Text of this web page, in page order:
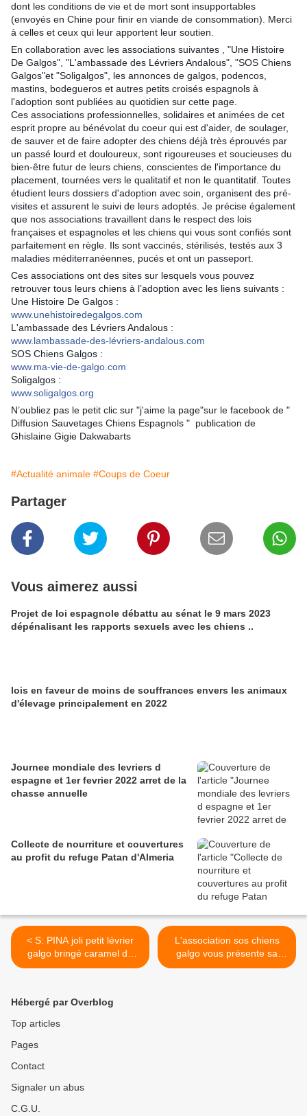
dont les conditions de vie et de mort sont insupportables
(envoyés en Chine pour finir en viande de consommation). Merci
à celles et ceux qui leur apportent leur soutien.
En collaboration avec les associations suivantes , "Une Histoire
De Galgos", "L'ambassade des Lévriers Andalous", "SOS Chiens
Galgos"et "Soligalgos", les annonces de galgos, podencos,
mastins, bodegueros et autres petits croisés espagnols à
l'adoption sont publiées au quotidien sur cette page.
Ces associations professionnelles, solidaires et animées de cet
esprit propre au bénévolat du coeur qui est d'aider, de soulager,
de sauver et de faire adopter des chiens déjà très éprouvés par
un passé lourd et douloureux, sont rigoureuses et soucieuses du
bien-être futur de leurs chiens, conscientes de l'importance du
placement, tournées vers le qualitatif et non le quantitatif. Toutes
étudient leurs dossiers d'adoption avec soin, organisent des pré-
visites et assurent le suivi de leurs adoptés. Je précise également
que nos associations travaillent dans le respect des lois
françaises et espagnoles et les chiens qui vous sont confiés sont
parfaitement en règle. Ils sont vaccinés, stérilisés, testés aux 3
maladies méditerranéennes, pucés et ont un passeport.
Ces associations ont des sites sur lesquels vous pouvez
retrouver tous leurs chiens à l’adoption avec les liens suivants :
Une Histoire De Galgos :
www.unehistoiredegalgos.com
L'ambassade des Lévriers Andalous :
www.lambassade-des-lévriers-andalous.com
SOS Chiens Galgos :
www.ma-vie-de-galgo.com
Soligalgos :
www.soligalgos.org
N’oubliez pas le petit clic sur "j'aime la page"sur le facebook de "
Diffusion Sauvetages Chiens Espagnols " publication de
Ghislaine Gigie Dakwabarts
#Actualité animale #Coups de Coeur
Partager
Vous aimerez aussi
Projet de loi espagnole débattu au sénat le 9 mars 2023
dépénalisant les rapports sexuels avec les chiens ..
lois en faveur de moins de souffrances envers les animaux
d'élevage principalement en 2022
Journee mondiale des levriers d
espagne et 1er fevrier 2022 arret de la
chasse annuelle
Collecte de nourriture et couvertures
au profit du refuge Patan d'Almeria
< S: PINA joli petit lévrier
galgo bringé caramel de
2ans 1/2 à adopter cher sos
L'association sos chiens
galgo vous présente sa
nouvelle déléguée Ile de
Hébergé par Overblog
Top articles
Pages
Contact
Signaler un abus
C.G.U.